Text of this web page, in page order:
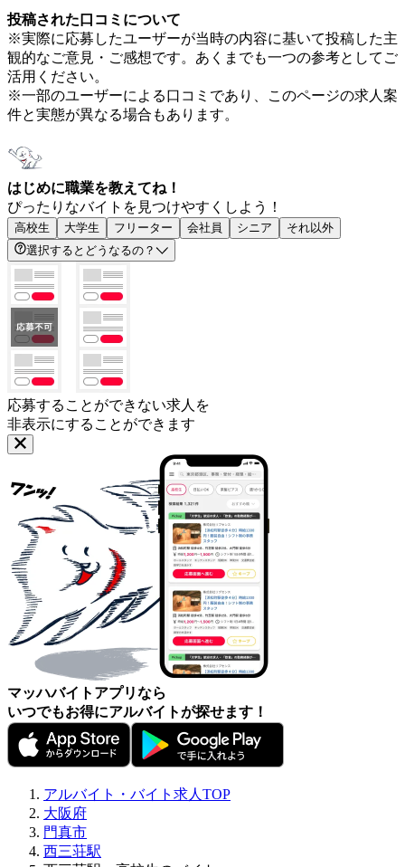
投稿された口コミについて
※実際に応募したユーザーが当時の内容に基いて投稿した主
観的なご意見・ご感想です。あくまでも一つの参考としてご
活用ください。
※一部のユーザーによる口コミであり、このページの求人案
件と実態が異なる場合もあります。
はじめに職業を教えてね！
ぴったりなバイトを見つけやすくしよう！
高校生 大学生 フリーター 会社員 シニア
それ以外
選択するとどうなるの？
応募することができない求人を
非表示にすることができます
マッハバイトアプリなら
いつでもお得にアルバイトが探せます！
アルバイト・バイト求人TOP
大阪府
門真市
西三荘駅